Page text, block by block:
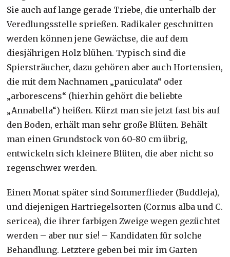
Sie auch auf lange gerade Triebe, die unterhalb der
Veredlungsstelle sprießen. Radikaler geschnitten
werden können jene Gewächse, die auf dem
diesjährigen Holz blühen. Typisch sind die
Spiersträucher, dazu gehören aber auch Hortensien,
die mit dem Nachnamen „paniculata“ oder
„arborescens“ (hierhin gehört die beliebte
„Annabella“) heißen. Kürzt man sie jetzt fast bis auf
den Boden, erhält man sehr große Blüten. Behält
man einen Grundstock von 60-80 cm übrig,
entwickeln sich kleinere Blüten, die aber nicht so
regenschwer werden.
Einen Monat später sind Sommerflieder (Buddleja),
und diejenigen Hartriegelsorten (Cornus alba und C.
sericea), die ihrer farbigen Zweige wegen gezüchtet
werden – aber nur sie! – Kandidaten für solche
Behandlung. Letztere geben bei mir im Garten